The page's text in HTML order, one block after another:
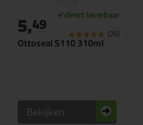
Ottoseal S110 310ml
5,49 (26)
Bekijken